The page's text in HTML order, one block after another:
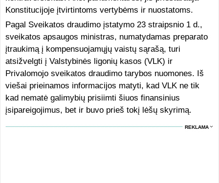
Konstitucijoje įtvirtintoms vertybėms ir nuostatoms.
Pagal Sveikatos draudimo įstatymo 23 straipsnio 1 d.,
sveikatos apsaugos ministras, numatydamas preparato
įtraukimą į kompensuojamųjų vaistų sąrašą, turi
atsižvelgti į Valstybinės ligonių kasos (VLK) ir
Privalomojo sveikatos draudimo tarybos nuomones. Iš
viešai prieinamos informacijos matyti, kad VLK ne tik
kad nematė galimybių prisiimti šiuos finansinius
įsipareigojimus, bet ir buvo prieš tokį lėšų skyrimą.
REKLAMA